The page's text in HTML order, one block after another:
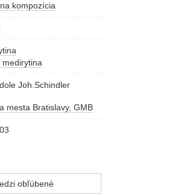
kompozícia
medirytina
Joh.Schindler
mesta Bratislavy, GMB
obľúbené